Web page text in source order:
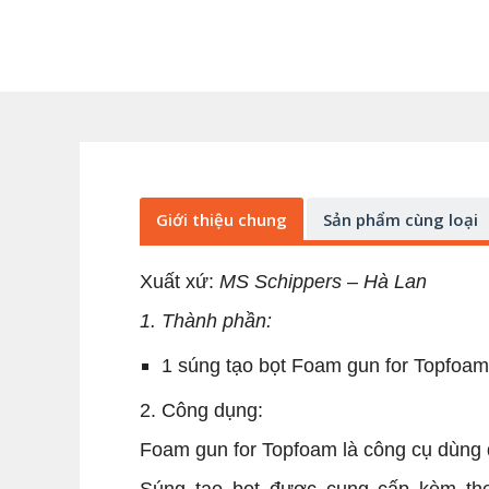
Giới thiệu chung Sản phẩm cùng loại
Xuất xứ: MS Schippers – Hà Lan
1. Thành phần:
1 súng tạo bọt Foam gun for Topfoam
2. Công dụng:
Foam gun for Topfoam là công cụ